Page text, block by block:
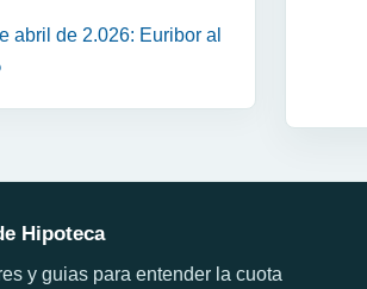
abril de 2.026: Euribor al
Hipoteca
y guias para entender la cuota